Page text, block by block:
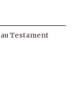
Testament